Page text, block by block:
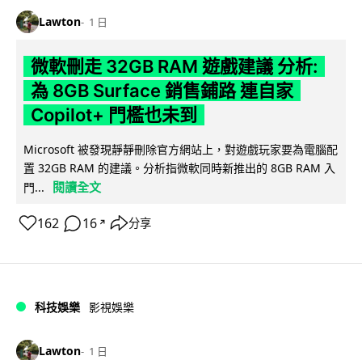
Lawton 1 日
微軟刪走 32GB RAM 遊戲建議 分析:
為 8GB Surface 銷售鋪路 連自家
Copilot+ 門檻也未到
Microsoft 被發現靜靜刪除官方網站上，對遊戲玩家要為電腦配
置 32GB RAM 的建議。分析指微軟同時新推出的 8GB RAM 入
門...
閱讀全文
162 16 ↗ 分享
科技娛樂 影視娛樂
Lawton 1 日